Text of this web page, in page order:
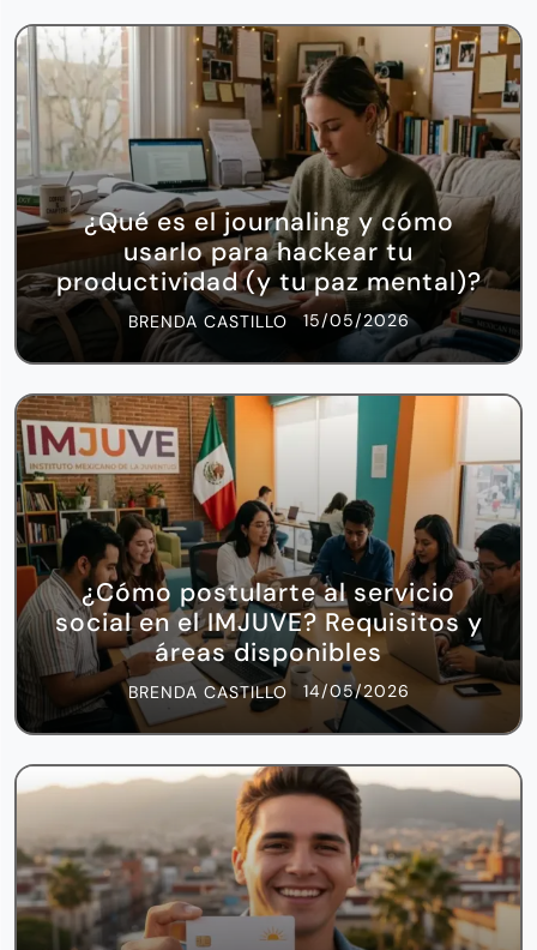
¿Qué es el journaling y cómo
usarlo para hackear tu
productividad (y tu paz mental)?
BRENDA CASTILLO 15/05/2026
¿Cómo postularte al servicio
social en el IMJUVE? Requisitos y
áreas disponibles
BRENDA CASTILLO 14/05/2026